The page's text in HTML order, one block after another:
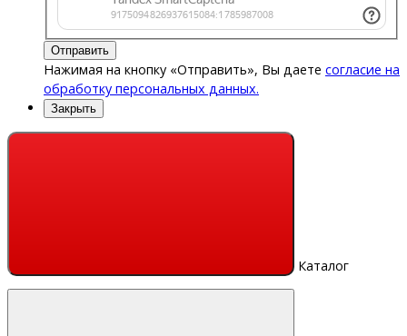
Отправить
Нажимая на кнопку «Отправить», Вы даете согласие на
обработку персональных данных.
Закрыть
Каталог